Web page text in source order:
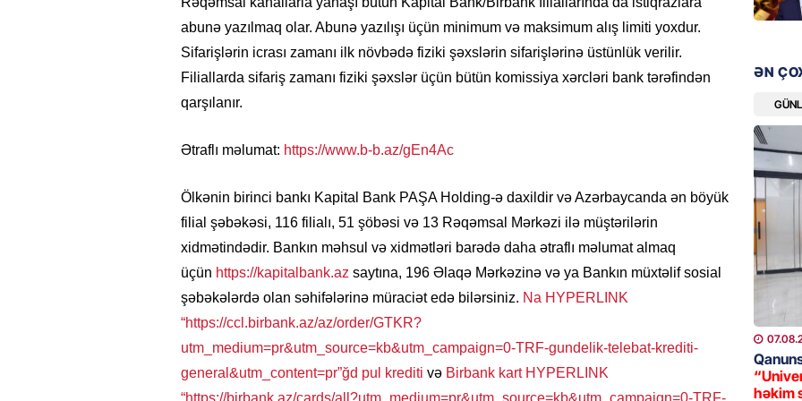
abunə yazılmaq olar. Abunə yazılışı üçün minimum və maksimum alış limiti yoxdur.
Sifarişlərin icrası zamanı ilk növbədə fiziki şəxslərin sifarişlərinə üstünlük verilir.
Filiallarda sifariş zamanı fiziki şəxslər üçün bütün komissiya xərcləri bank tərəfindən
qarşılanır.
Ətraflı məlumat: https://www.b-b.az/gEn4Ac
Ölkənin birinci bankı Kapital Bank PAŞA Holding-ə daxildir və Azərbaycanda ən böyük
filial şəbəkəsi, 116 filialı, 51 şöbəsi və 13 Rəqəmsal Mərkəzi ilə müştərilərin
xidmətindədir. Bankın məhsul və xidmətləri barədə daha ətraflı məlumat almaq
üçün https://kapitalbank.az saytına, 196 Əlaqə Mərkəzinə və ya Bankın müxtəlif sosial
şəbəkələrdə olan səhifələrinə müraciət edə bilərsiniz. Na HYPERLINK
“https://ccl.birbank.az/az/order/GTKR?
utm_medium=pr&utm_source=kb&utm_campaign=0-TRF-gundelik-telebat-krediti-
general&utm_content=pr”ğd pul krediti və Birbank kart HYPERLINK
GÜNDƏM
qədər
ŞOU-
GÜNDƏM
18 il
ƏN
həkim